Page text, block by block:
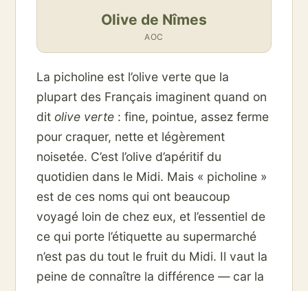
Olive de Nîmes
AOC
La picholine est l’olive verte que la
plupart des Français imaginent quand on
dit olive verte : fine, pointue, assez ferme
pour craquer, nette et légèrement
noisetée. C’est l’olive d’apéritif du
quotidien dans le Midi. Mais « picholine »
est de ces noms qui ont beaucoup
voyagé loin de chez eux, et l’essentiel de
ce qui porte l’étiquette au supermarché
n’est pas du tout le fruit du Midi. Il vaut la
peine de connaître la différence — car la